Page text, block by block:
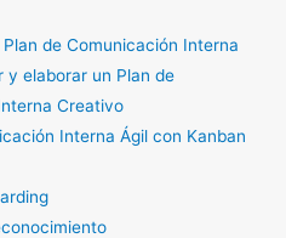
de Comunicación Interna
y elaborar un Plan de
Creativo
Interna Ágil con Kanban